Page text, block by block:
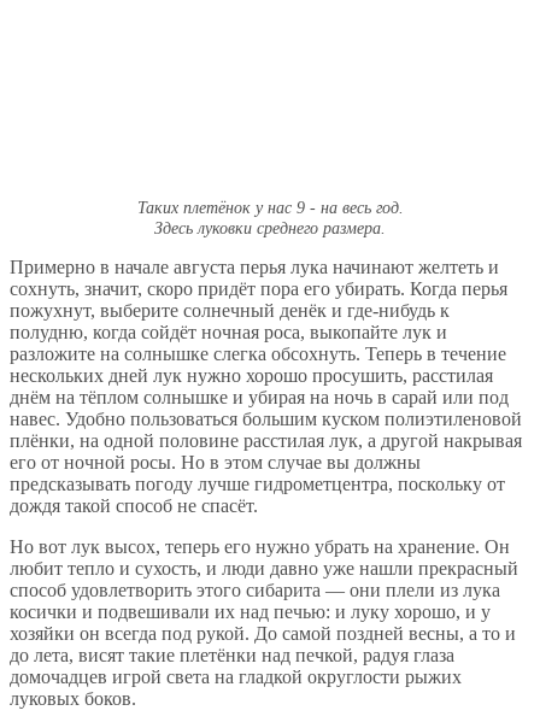
Таких плетёнок у нас 9 - на весь год.
Здесь луковки среднего размера.
Примерно в начале августа перья лука начинают желтеть и
сохнуть, значит, скоро придёт пора его убирать. Когда перья
пожухнут, выберите солнечный денёк и где-нибудь к
полудню, когда сойдёт ночная роса, выкопайте лук и
разложите на солнышке слегка обсохнуть. Теперь в течение
нескольких дней лук нужно хорошо просушить, расстилая
днём на тёплом солнышке и убирая на ночь в сарай или под
навес. Удобно пользоваться большим куском полиэтиленовой
плёнки, на одной половине расстилая лук, а другой накрывая
его от ночной росы. Но в этом случае вы должны
предсказывать погоду лучше гидрометцентра, поскольку от
дождя такой способ не спасёт.
Но вот лук высох, теперь его нужно убрать на хранение. Он
любит тепло и сухость, и люди давно уже нашли прекрасный
способ удовлетворить этого сибарита — они плели из лука
косички и подвешивали их над печью: и луку хорошо, и у
хозяйки он всегда под рукой. До самой поздней весны, а то и
до лета, висят такие плетёнки над печкой, радуя глаза
домочадцев игрой света на гладкой округлости рыжих
луковых боков.